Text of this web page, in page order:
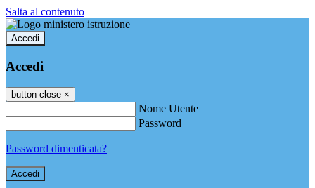
Salta al contenuto
Accedi
Accedi
button close ×
Nome Utente
Password
Password dimenticata?